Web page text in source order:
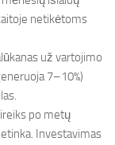
netikėtoms
už vartojimo
7–10%)
po metų
Investavimas